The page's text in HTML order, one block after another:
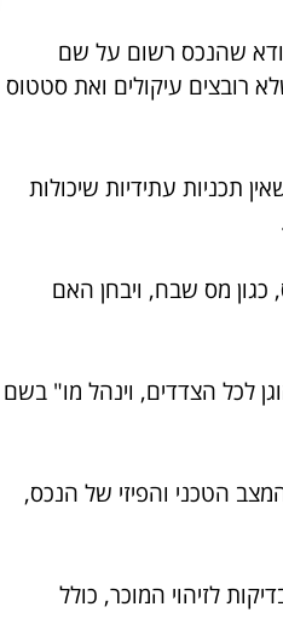
שהנכס רשום על שם
רובצים עיקולים ואת סטטוס
תכניות עתידיות שיכולות
מס שבח, ויבחן האם
לכל הצדדים, וינהל מו" בשם
הטכני והפיזי של הנכס,
לזיהוי המוכר, כולל